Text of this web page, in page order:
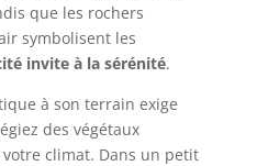
que les rochers
symbolisent les
invite à la sérénité.
à son terrain exige
des végétaux
climat. Dans un petit